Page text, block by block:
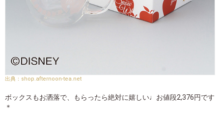
shop.afternoon-tea.net
ボックスもお洒落で、もらったら絶対に嬉しい♩お値段2,376円です
＊